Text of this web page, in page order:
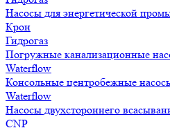
Насосы для энергетической
Крон
Гидрогаз
Погружные канализационные
Waterflow
Консольные центробежные
Waterflow
Насосы двухстороннего
CNP